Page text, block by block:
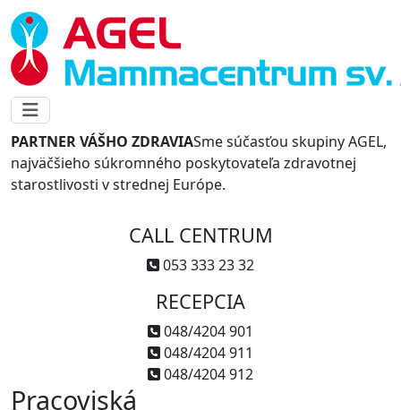
PARTNER VÁŠHO ZDRAVIASme súčasťou skupiny AGEL,
najväčšieho súkromného poskytovateľa zdravotnej
starostlivosti v strednej Európe.
CALL CENTRUM
053 333 23 32
RECEPCIA
048/4204 901
048/4204 911
048/4204 912
Pracoviská